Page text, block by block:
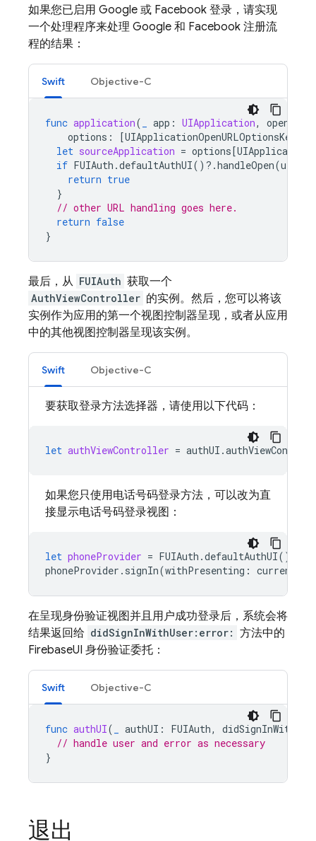
如果您已启用 Google 或 Facebook 登录，请实现
一个处理程序来处理 Google 和 Facebook 注册流
程的结果：
Swift Objective-C
func application( app : UIApplication, open
options : [UIApplicationOpenURLOptionsKey
let sourceApplication = options[
if FUIAuth .defaultAuthUI()?.handleOpen(url
return true
}
// other URL handling goes here.
return false
}
最后，从 FUIAuth 获取一个
AuthViewController 的实例。然后，您可以将该
实例作为应用的第一个视图控制器呈现，或者从应用
中的其他视图控制器呈现该实例。
Swift Objective-C
要获取登录方法选择器，请使用以下代码：
let authViewController = authUI .
如果您只使用电话号码登录方法，可以改为直
接显示电话号码登录视图：
let phoneProvider = FUIAuth .defaultAuthUI().
phoneProvider . signIn(withPresenting :
在呈现身份验证视图并且用户成功登录后，系统会将
结果返回给 didSignInWithUser:error: 方法中的
FirebaseUI 身份验证委托：
Swift Objective-C
func authUI( authUI : FUIAuth, didSignInWith
// handle user and error as necessary
}
退出